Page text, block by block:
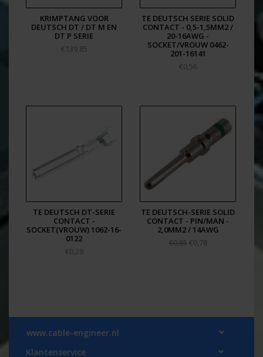
KRIMPTANG VOOR
DEUTSCH DT / DT M EN
DT P SERIE
€139,85
TE DEUTSCH SERIE SOLID
CONTACT - 0,5-1,5MM2 /
20-16AWG -
SOCKET/VROUW 0462-
201-16141
€0,56
TE DEUTSCH DT-SERIE
CONTACT -
SOCKET(VROUW) 1062-16-
0122
€0,29
TE DEUTSCH-SERIE SOLID
CONTACT - PIN/MAN -
2,0MM2 / 14AWG
€0,85 €0,78
www.cable-engineer.nl
Klantenservice